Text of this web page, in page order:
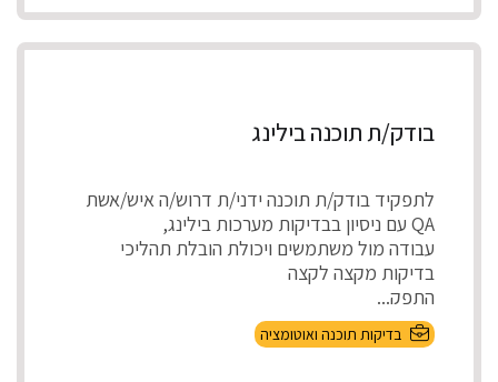
בודק/ת תוכנה בילינג
לתפקיד בודק/ת תוכנה ידני/ת דרוש/ה איש/אשת
QA עם ניסיון בבדיקות מערכות בילינג,
עבודה מול משתמשים ויכולת הובלת תהליכי
בדיקות מקצה לקצה
התפק...
בדיקות תוכנה ואוטומציה